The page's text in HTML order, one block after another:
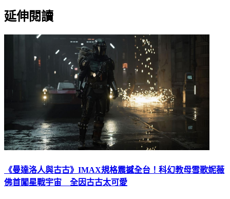
延伸閱讀
《曼達洛人與古古》IMAX規格震撼全台！科幻教母雪歌妮薇
佛首闖星戰宇宙 全因古古太可愛